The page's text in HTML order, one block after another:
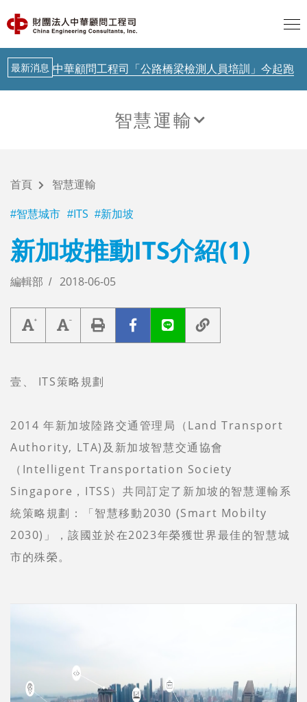
AI新知 聯合國示警：AI治理落後Agent時代
最新消息 中華顧問工程司「公路橋梁檢測人員培訓」今起跑
中華顧問工程司「公路橋梁檢測人員培訓」今起跑
AI新知 從生成式AI到實體AI－日本鐵道落地驗證中
智慧運輸
首頁
智慧運輸
智慧城市
ITS 新加坡
新加坡推動ITS介紹(1)
編輯部 2018-06-05
壹、 ITS策略規劃
2014 年新加坡陸路交通管理局（Land Transport
Authority, LTA)及新加坡智慧交通協會
（Intelligent Transportation Society
Singapore，ITSS）共同訂定了新加坡的智慧運輸系
統策略規劃：「智慧移動2030 (Smart Mobilty
2030)」，該國並於在2023年榮獲世界最佳的智慧城
市的殊榮。